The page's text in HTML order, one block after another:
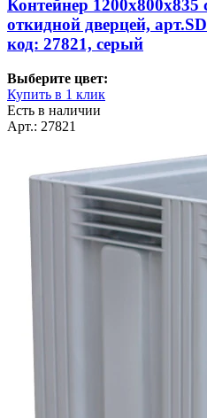
Контейнер
откидной дверцей,
код: 27821, серый
Выберите цвет:
Купить в 1 клик
Есть в наличии
Арт.: 27821